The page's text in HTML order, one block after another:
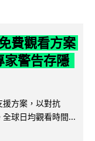
費觀看方案
家警告存隱
方案，以對抗
球日均觀看時間...